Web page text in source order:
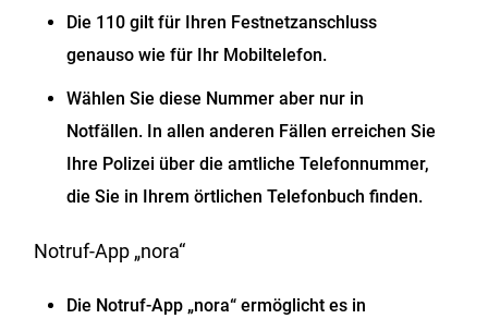
Die 110 gilt für Ihren Festnetzanschluss
genauso wie für Ihr Mobiltelefon.
Wählen Sie diese Nummer aber nur in
Notfällen. In allen anderen Fällen erreichen Sie
Ihre Polizei über die amtliche Telefonnummer,
die Sie in Ihrem örtlichen Telefonbuch finden.
Notruf-App „nora“
Die Notruf-App „nora“ ermöglicht es in